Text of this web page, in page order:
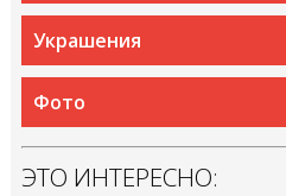
Украшения
Фото
ЭТО ИНТЕРЕСНО: